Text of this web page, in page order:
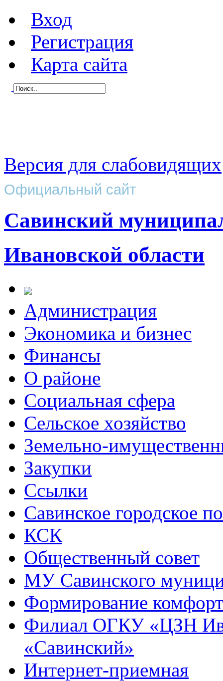
Вход
Регистрация
Карта сайта
Версия для слабовидящих
Официальный сайт
Савинский
Ивановской области
Администрация
Экономика и бизнес
Финансы
О районе
Социальная сфера
Сельское хозяйство
Земельно-
Закупки
Ссылки
Савинское городское
КСК
Общественный совет
МУ Савинского
Формирование
Филиал ОГКУ «ЦЗН
«Савинский»
Интернет-приемная